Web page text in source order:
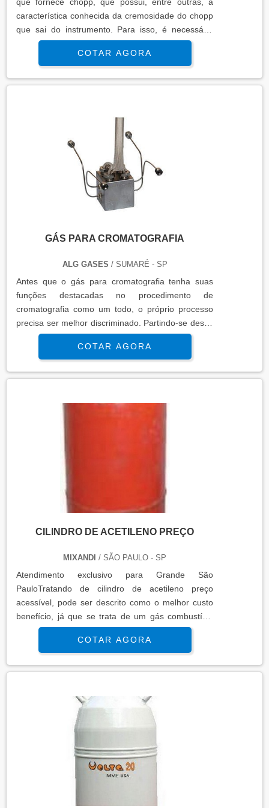
característica conhecida da cremosidade do chopp
que sai do instrumento. Para isso, é necessário
contar com o cilindro de gás para chopeira preço,
esse equipamento tem funcionalidade vital para
manter a qualidade do maquinário de chopp.
Funcionalidade correta do material O cilindro de
COTAR AGORA
GÁS PARA CROMATOGRAFIA
ALG GASES / SUMARÉ - SP
Antes que o gás para cromatografia tenha suas
funções destacadas no procedimento de
cromatografia como um todo, o próprio processo
precisa ser melhor discriminado. Partindo-se desse
princípio, a cromatografia gasosa nada mais é do
que uma técnica para análise extensamente
utilizada no meio industrial. Para que a
mensuração dos componentes que marcam
seja realizada da melhor forma, é natural que um
COTAR AGORA
CILINDRO DE ACETILENO PREÇO
MIXANDI / SÃO PAULO - SP
Atendimento exclusivo para Grande São
PauloTratando de cilindro de acetileno preço
acessível, pode ser descrito como o melhor custo
benefício, já que se trata de um gás combustível
padrão utilizado em conjunto com o oxigênio para
solda de metais e para corte de aço, e também em
processos correlatos oxi-acetileno para
aquecimento, moldagem e tratamento de
PRODUTOAlém disso, pode ser produzido através
das matérias primas: calcário e o carvão de pedra
(hulha), os quais são abundantes na natureza que
compostos orgânicos como ácido acético e álcool
etílico, fator de extrema importância para o
outros.Ainda pode-se dizer que esses produtos têm
COTAR AGORA